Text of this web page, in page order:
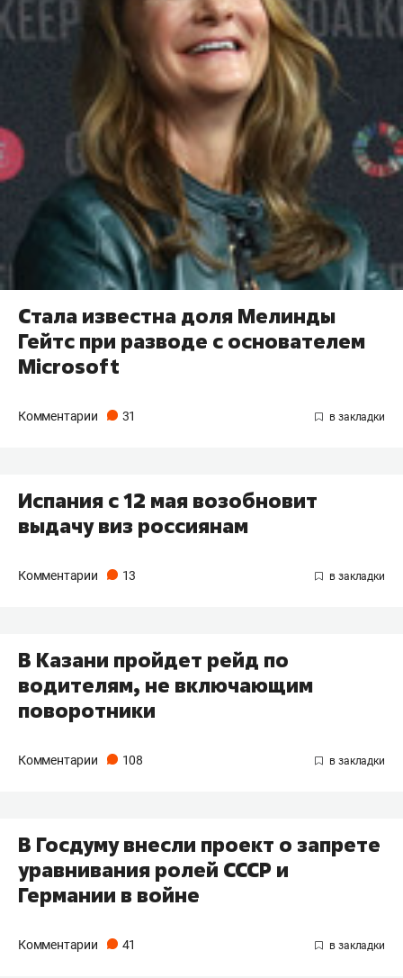
Стала известна доля Мелинды
Гейтс при разводе с основателем
Microsoft
Комментарии 31
Испания с 12 мая возобновит
выдачу виз россиянам
Комментарии 13
В Казани пройдет рейд по
водителям, не включающим
поворотники
Комментарии 108
В Госдуму внесли проект о запрете
уравнивания ролей СССР и
Германии в войне
Комментарии 41